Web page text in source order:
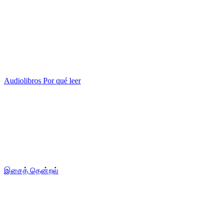
Audiolibros Por qué leer
இசைத் தென்றல்